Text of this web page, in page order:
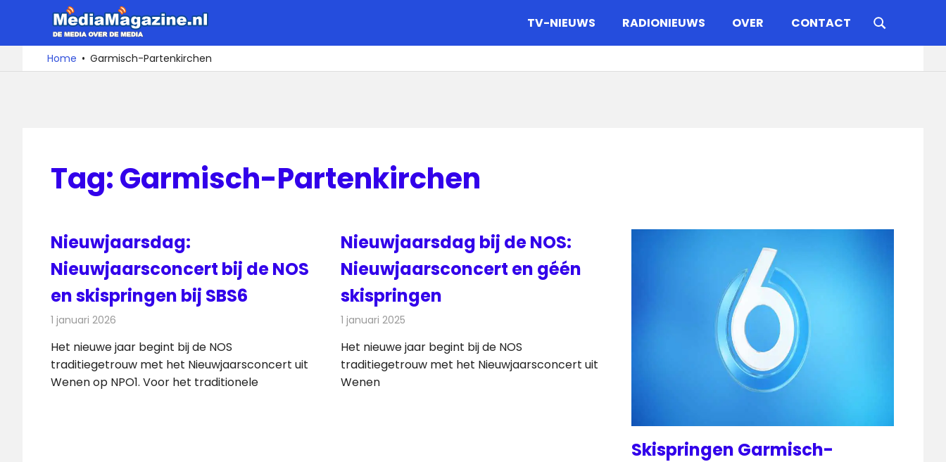
de
De
media
over
TV-NIEUWS RADIONIEUWS OVER CONTACT
Home Garmisch-Partenkirchen
Tag:Garmisch-Partenkirchen
Nieuwjaarsdag:
Nieuwjaarsconcert bij de NOS
en skispringen bij SBS6
1 januari 2026
Het nieuwe jaar begint bij de NOS
traditiegetrouw met het Nieuwjaarsconcert uit
Wenen op NPO1. Voor het traditionele
Nieuwjaarsdag bij de NOS:
Nieuwjaarsconcert en géén
skispringen
1 januari 2025
Het nieuwe jaar begint bij de NOS
traditiegetrouw met het Nieuwjaarsconcert uit
Wenen
Skispringen Garmisch-